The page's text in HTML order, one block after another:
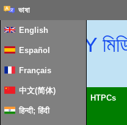
ভাষা
English
Español
Français
中文(简体)
हिन्दी; हिंदी
DIY
SmartHome & IOT HTPCs